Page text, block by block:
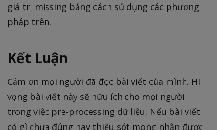
giá trị missing bằng cách sử dụng các phương
pháp trên.
Kết Luận
Cảm ơn mọi người đã đọc bài viết của mình. HI
vọng bài viết này sẽ hữu ích cho mọi người
trong việc pre-processing dữ liệu. Nếu bài viết
có gì chưa đúng hay thiếu sót mong nhận được